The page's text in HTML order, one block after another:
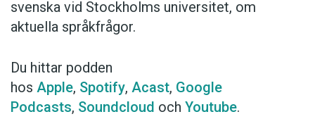
svenska vid Stockholms universitet, om
aktuella språkfrågor.
Du hittar podden
hos Apple, Spotify, Acast, Google
Podcasts, Soundcloud och Youtube.